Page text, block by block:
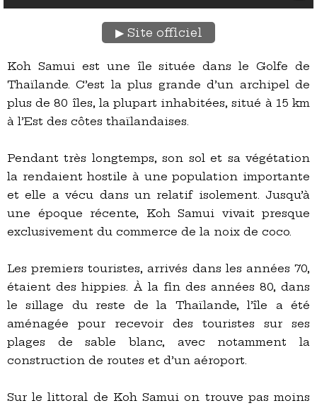
Site officiel
Koh Samui est une île située dans le Golfe de
Thaïlande. C’est la plus grande d’un archipel de
plus de 80 îles, la plupart inhabitées, situé à 15 km
à l’Est des côtes thaïlandaises.
Pendant très longtemps, son sol et sa végétation
la rendaient hostile à une population importante
et elle a vécu dans un relatif isolement. Jusqu’à
une époque récente, Koh Samui vivait presque
exclusivement du commerce de la noix de coco.
Les premiers touristes, arrivés dans les années 70,
étaient des hippies. À la fin des années 80, dans
le sillage du reste de la Thaïlande, l’île a été
aménagée pour recevoir des touristes sur ses
plages de sable blanc, avec notamment la
construction de routes et d’un aéroport.
Sur le littoral de Koh Samui on trouve pas moins